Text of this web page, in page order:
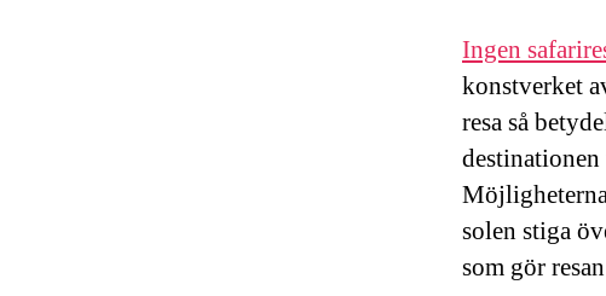
Ingen
konstverket
resa så
solen stiga
som gör